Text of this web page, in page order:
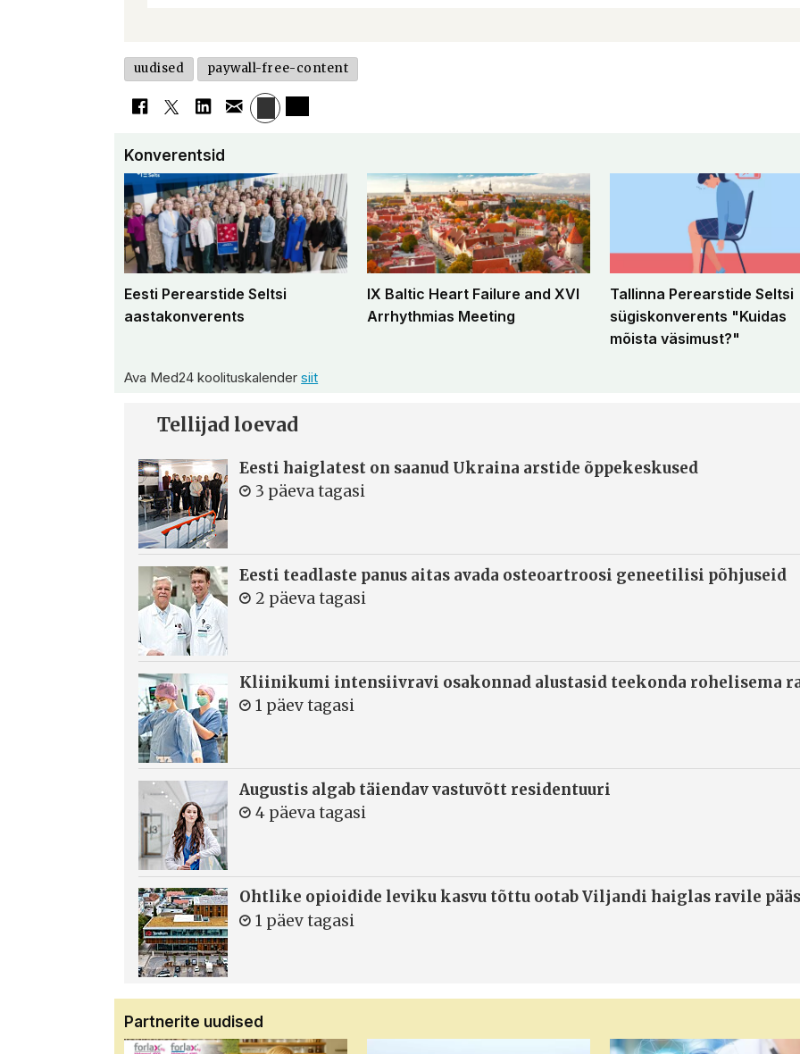
uudised paywall-free-content
Konverentsid
Eesti Perearstide Seltsi
aastakonverents
IX Baltic Heart Failure and XVI
Arrhythmias Meeting
Tallinna Perearstide Seltsi
sügiskonverents "Kuidas
mõista väsimust?"
Ava Med24 koolituskalendersiit
Tellijad loevad
Eesti haiglatest on saanud Ukraina arstide õppekeskused
3 päeva tagasi
Eesti teadlaste panus aitas avada osteoartroosi geneetilisi põhjuseid
2 päeva tagasi
Kliinikumi intensiivravi osakonnad alustasid teekonda rohelisema
1 päev tagasi
Augustis algab täiendav vastuvõtt residentuuri
4 päeva tagasi
Ohtlike opioidide leviku kasvu tõttu ootab Viljandi haiglas ravile
1 päev tagasi
Partnerite uudised